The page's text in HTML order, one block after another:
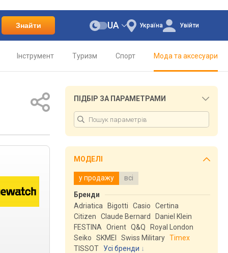
Знайти Україна
UA Увійти
Інструмент Туризм Спорт Мода та аксесуари
ПІДБІР ЗА ПАРАМЕТРАМИ
МОДЕЛІ
у продажу всі
Бренди
Adriatica
Bigotti Casio
Certina
Citizen
Claude Bernard
Daniel Klein
FESTINA
Orient Q&Q
Royal London
Seiko
SKMEI Swiss Military Timex
TISSOT
Усі бренди